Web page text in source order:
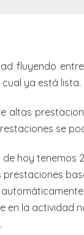
fluyendo
ya está lista.
se
de hoy tenemos
prestaciones
en la actividad